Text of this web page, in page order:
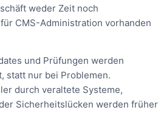
weder Zeit noch
CMS-Administration vorhanden
und Prüfungen werden
statt nur bei Problemen.
durch veraltete Systeme,
Sicherheitslücken werden früher